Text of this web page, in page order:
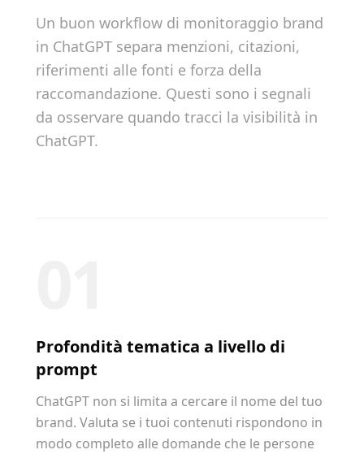
Un buon workflow di monitoraggio brand
in ChatGPT separa menzioni, citazioni,
riferimenti alle fonti e forza della
raccomandazione. Questi sono i segnali
da osservare quando tracci la visibilità in
ChatGPT.
Profondità tematica a livello di
prompt
ChatGPT non si limita a cercare il nome del tuo
brand. Valuta se i tuoi contenuti rispondono in
modo completo alle domande che le persone